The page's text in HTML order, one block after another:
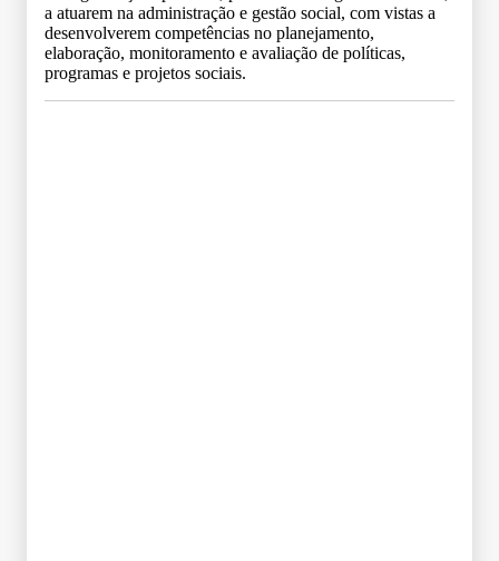
a atuarem na administração e gestão social, com vistas a
desenvolverem competências no planejamento,
elaboração, monitoramento e avaliação de políticas,
programas e projetos sociais.